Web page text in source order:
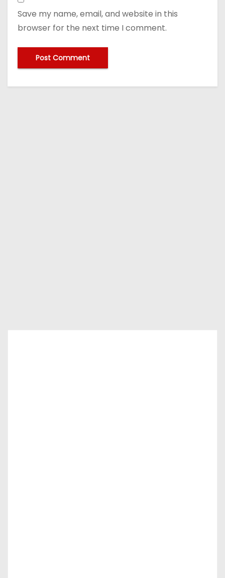
Save my name, email, and website in this
browser for the next time I comment.